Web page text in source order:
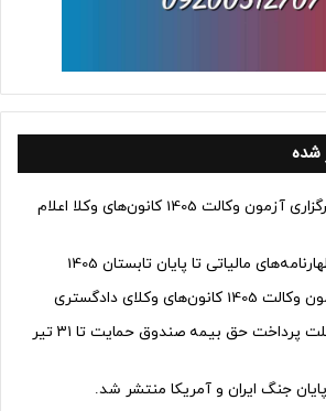
شده
زمان قطعی و رسمی برگزاری آزمون وکالت 1405 کانون‌های وکلا اعلام
مالیاتی تا پایان تابستان 1405
وکلای دادگستری
خبر مهم برای وکلا: مهلت پرداخت حق بیمه صندوق حمایت تا ۳۱ تیر
جنگ ایران و آمریکا منتشر شد.